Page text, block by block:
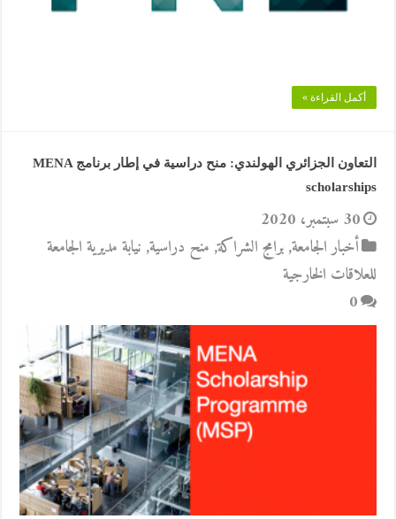
أكمل القراءة »
التعاون الجزائري الهولندي: منح دراسية في إطار برنامج MENA
scholarships
30 سبتمبر، 2020
أخبار الجامعة,برامج الشراكة, منح دراسية, نيابة مديرية الجامعة
للعلاقات الخارجية
0